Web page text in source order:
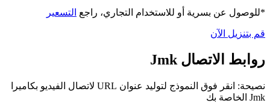
*للوصول عن بسرية أو للاستخدام التجاري، راجع التسعير
قم بتنزيل الآن
روابط الاتصال Jmk
نصيحة: انقر فوق النموذج لتوليد عنوان URL لاتصال الفيديو بكاميرا
Jmk الخاصة بك